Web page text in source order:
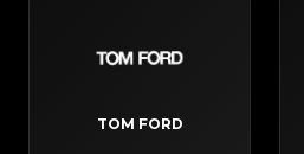
TOM FORD